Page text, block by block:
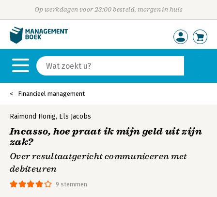
Op werkdagen voor 23:00 besteld, morgen in huis
Financieel management
9 stemmen
Raimond Honig, Els Jacobs
Incasso, hoe praat ik mijn geld uit zijn
zak?
Over resultaatgericht communiceren met
debiteuren